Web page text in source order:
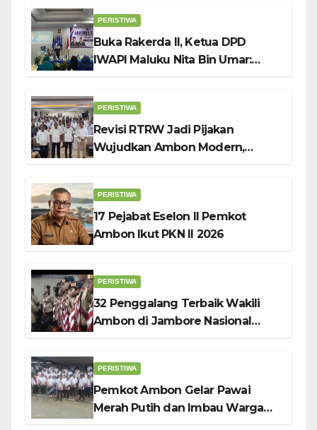
PERISTIWA
Buka Rakerda II, Ketua DPD
IWAPI Maluku Nita Bin Umar:
PERISTIWA
Revisi RTRW Jadi Pijakan
Wujudkan Ambon Modern,
PERISTIWA
17 Pejabat Eselon II Pemkot
Ambon Ikut PKN II 2026
PERISTIWA
32 Penggalang Terbaik Wakili
Ambon di Jambore Nasional
PERISTIWA
Pemkot Ambon Gelar Pawai
Merah Putih dan Imbau Warga